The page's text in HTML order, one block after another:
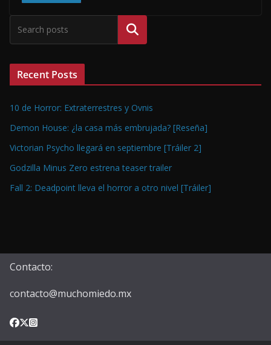
Buscar
Recent Posts
10 de Horror: Extraterrestres y Ovnis
Demon House: ¿la casa más embrujada? [Reseña]
Victorian Psycho llegará en septiembre [Tráiler 2]
Godzilla Minus Zero estrena teaser trailer
Fall 2: Deadpoint lleva el horror a otro nivel [Tráiler]
Contacto:
contacto@muchomiedo.mx